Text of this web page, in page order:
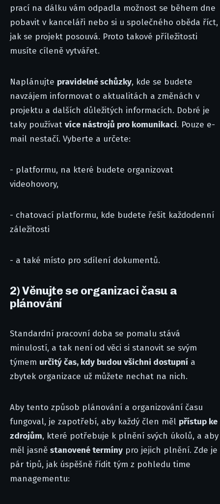
prací na dálku vám odpadla možnost se během dne
pobavit v kanceláři nebo si u společného oběda říct,
jak se projekt posouvá. Proto takové příležitosti
musíte cíleně vytvářet.
Naplánujte pravidelné schůzky, kde se budete
navzájem informovat o aktualitách a změnách v
projektu a dalších důležitých informacích. Dobré je
taky používat více nástrojů pro komunikaci. Pouze e-
mail nestačí. Vyberte a určete:
- platformu, na které budete organizovat
videohovory,
- chatovací platformu, kde budete řešit každodenní
záležitosti
- a také místo pro sdílení dokumentů.
2) Věnujte se organizaci času a
plánování
Standardní pracovní doba se pomalu stává
minulostí, a tak není od věci si stanovit se svým
týmem určitý čas, kdy budou všichni dostupní a
zbytek organizace už můžete nechat na nich.
Aby tento způsob plánování a organizování času
fungoval, je zapotřebí, aby každý člen měl přístup ke
zdrojům, které potřebuje k plnění svých úkolů, a aby
měl jasně stanovené termíny pro jejich plnění. Zde je
pár tipů, jak úspěšně řídit tým z pohledu time
managementu: